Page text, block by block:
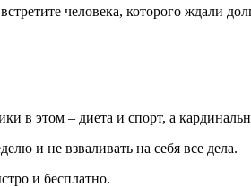
человека, которого ждали
в этом – диета и спорт, а
и не взваливать на себя все дела.
и бесплатно.